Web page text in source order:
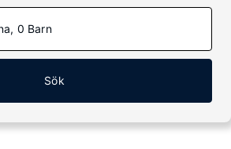
0 Barn
Sök